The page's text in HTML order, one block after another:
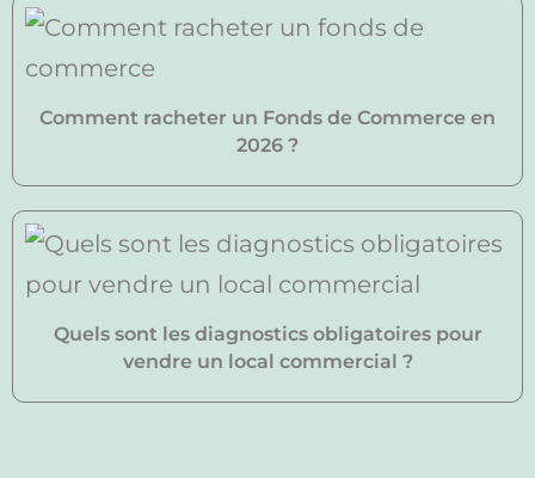
Comment racheter un Fonds de Commerce en
2026 ?
Quels sont les diagnostics obligatoires pour
vendre un local commercial ?